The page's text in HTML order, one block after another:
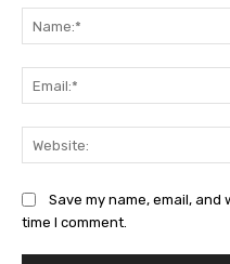
Save my name, email,
time I comment.